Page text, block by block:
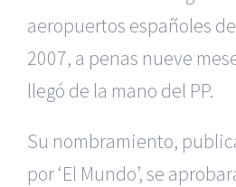
aeropuertos españoles
2007, a penas nueve
llegó de la mano del PP.
Su nombramiento,
por ‘El Mundo’, se